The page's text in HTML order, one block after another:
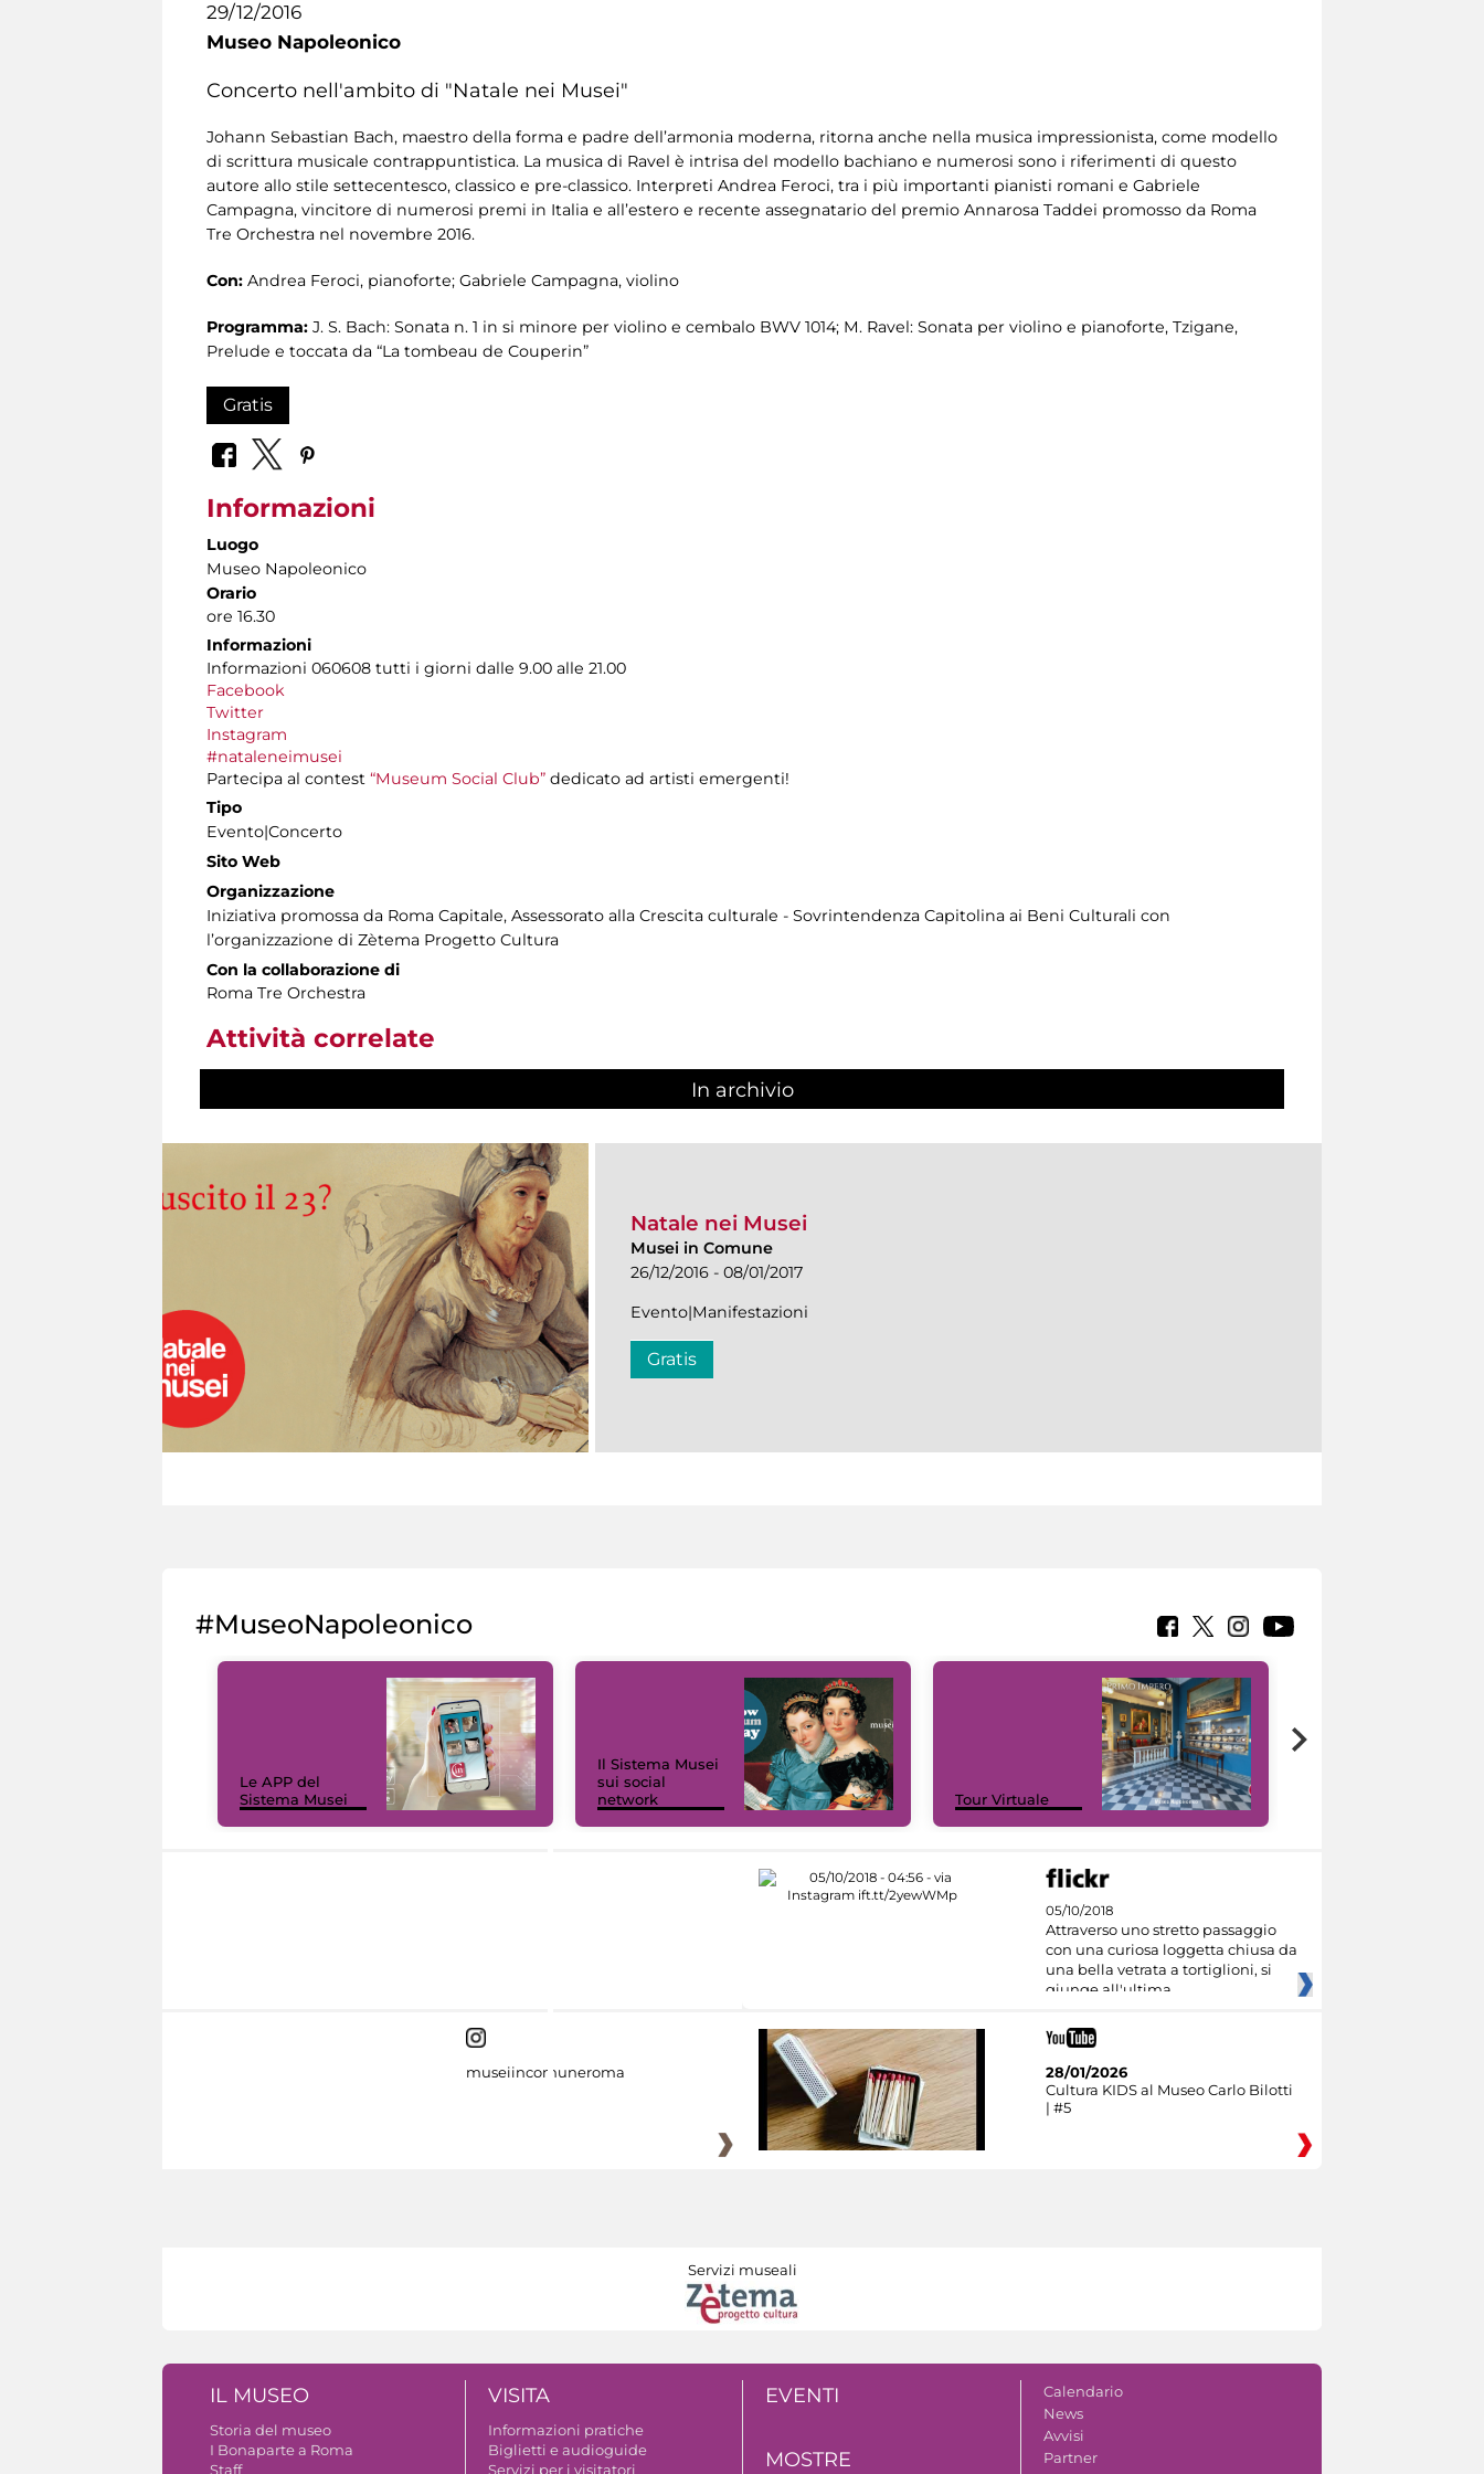
29/12/2016
Museo Napoleonico
Concerto nell'ambito di "Natale nei Musei"
Johann Sebastian Bach, maestro della forma e padre dell’armonia moderna, ritorna anche nella musica impressionista, come modello
di scrittura musicale contrappuntistica. La musica di Ravel è intrisa del modello bachiano e numerosi sono i riferimenti di questo
autore allo stile settecentesco, classico e pre-classico. Interpreti Andrea Feroci, tra i più importanti pianisti romani e Gabriele
Campagna, vincitore di numerosi premi in Italia e all’estero e recente assegnatario del premio Annarosa Taddei promosso da Roma
Tre Orchestra nel novembre 2016.
Con: Andrea Feroci, pianoforte; Gabriele Campagna, violino
Programma: J. S. Bach: Sonata n. 1 in si minore per violino e cembalo BWV 1014; M. Ravel: Sonata per violino e pianoforte, Tzigane,
Prelude e toccata da “La tombeau de Couperin”
Gratis
Informazioni
Luogo
Museo Napoleonico
Orario
ore 16.30
Informazioni
Informazioni 060608 tutti i giorni dalle 9.00 alle 21.00
Facebook
Twitter
Instagram
#nataleneimusei
Partecipa al contest “Museum Social Club” dedicato ad artisti emergenti!
Tipo
Evento|Concerto
Sito Web
Organizzazione
Iniziativa promossa da Roma Capitale, Assessorato alla Crescita culturale - Sovrintendenza Capitolina ai Beni Culturali con
l’organizzazione di Zètema Progetto Cultura
Con la collaborazione di
Roma Tre Orchestra
Attività correlate
In archivio
Natale nei Musei
Musei in Comune
26/12/2016 - 08/01/2017
Evento|Manifestazioni
Gratis
#MuseoNapoleonico
Le APP del
Sistema Musei
Il Sistema Musei
sui social
network
Tour Virtuale
05/10/2018
Attraverso uno stretto passaggio
con una curiosa loggetta chiusa da
una bella vetrata a tortiglioni, si
giunge all'ultima
museiincomuneroma
28/01/2026
Cultura KIDS al Museo Carlo Bilotti
| #5
Servizi museali
IL MUSEO
Storia del museo
I Bonaparte a Roma
Staff
VISITA
Informazioni pratiche
Biglietti e audioguide
Servizi per i visitatori
EVENTI
MOSTRE
Calendario
News
Avvisi
Partner